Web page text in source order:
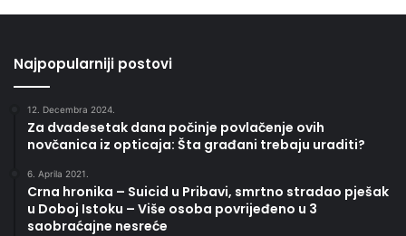
Najpopularniji postovi
12. Decembra 2024.
Za dvadesetak dana počinje povlačenje ovih
novčanica iz opticaja: Šta građani trebaju uraditi?
6. Aprila 2021.
Crna hronika – Suicid u Pribavi, smrtno stradao pješak
u Doboj Istoku – Više osoba povrijeđeno u 3
saobraćajne nesreće